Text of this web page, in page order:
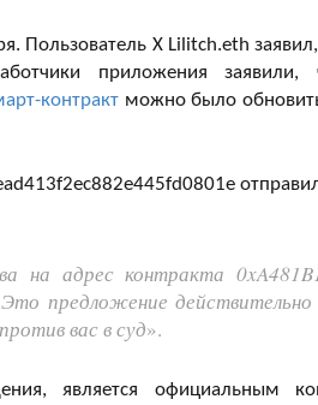
Пользователь X Lilitch.eth
приложения
контракт можно было
на адрес контракта
предложение
вас в суд».
является официальным